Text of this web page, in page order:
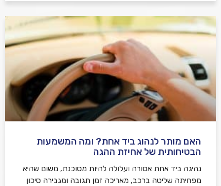
האם מותר לנהוג ביד אחת? ומה המשמעות
הבטיחותית של אחיזת ההגה
נהיגה ביד אחת אסורה ועלולה להיות מסוכנת, משום שהיא
מפחיתה שליטה ברכב, מאריכה זמן תגובה ומגבירה סיכון